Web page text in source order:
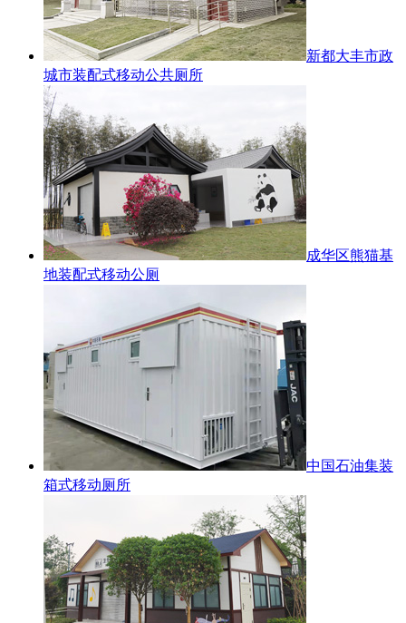
新都大丰市政
城市装配式移动公共厕所
成华区熊猫基
地装配式移动公厕
中国石油集装
箱式移动厕所